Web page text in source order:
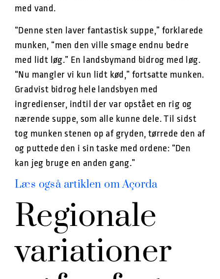
med vand.
“Denne sten laver fantastisk suppe,” forklarede
munken, “men den ville smage endnu bedre
med lidt løg.” En landsbymand bidrog med løg.
“Nu mangler vi kun lidt kød,” fortsatte munken.
Gradvist bidrog hele landsbyen med
ingredienser, indtil der var opstået en rig og
nærende suppe, som alle kunne dele. Til sidst
tog munken stenen op af gryden, tørrede den af
og puttede den i sin taske med ordene: “Den
kan jeg bruge en anden gang.”
Læs også artiklen om Açorda
Regionale
variationer